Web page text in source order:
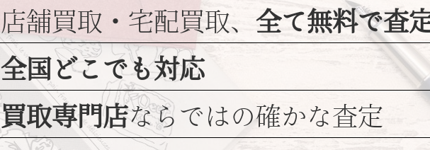
店舗買取・宅配買取、 全て無料で査
全国どこでも対応
買取専門店ならではの確かな査定